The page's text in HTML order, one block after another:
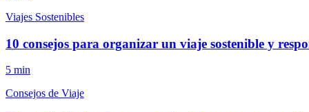
Viajes Sostenibles
10 consejos para organizar un viaje sostenible y
5 min
Consejos de Viaje